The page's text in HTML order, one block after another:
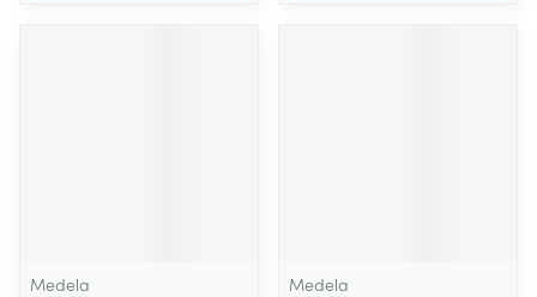
Medela
Medela